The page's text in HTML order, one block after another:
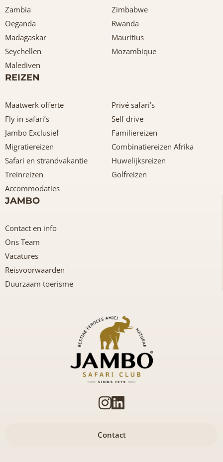
Zambia
Zimbabwe
Oeganda
Rwanda
Madagaskar
Mauritius
Seychellen
Mozambique
Malediven
REIZEN
Maatwerk offerte
Privé safari’s
Fly in safari’s
Self drive
Jambo Exclusief
Familiereizen
Migratiereizen
Combinatiereizen Afrika
Safari en strandvakantie
Huwelijksreizen
Treinreizen
Golfreizen
Accommodaties
JAMBO
Contact en info
Ons Team
Vacatures
Reisvoorwaarden
Duurzaam toerisme
Contact